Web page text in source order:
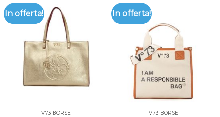
In offerta!
V73 BORSE
In offerta!
V73 BORSE